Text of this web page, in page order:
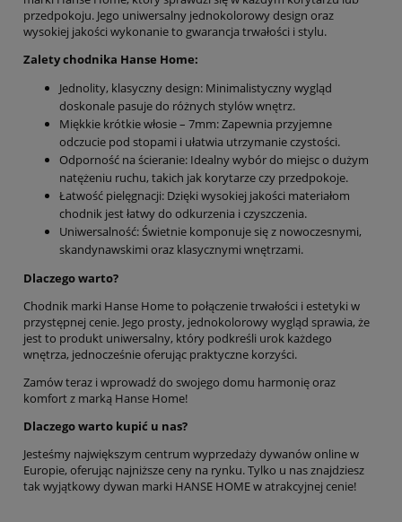
przedpokoju. Jego uniwersalny jednokolorowy design oraz
wysokiej jakości wykonanie to gwarancja trwałości i stylu.
Zalety chodnika Hanse Home:
Jednolity, klasyczny design: Minimalistyczny wygląd
doskonale pasuje do różnych stylów wnętrz.
Miękkie krótkie włosie – 7mm: Zapewnia przyjemne
odczucie pod stopami i ułatwia utrzymanie czystości.
Odporność na ścieranie: Idealny wybór do miejsc o dużym
natężeniu ruchu, takich jak korytarze czy przedpokoje.
Łatwość pielęgnacji: Dzięki wysokiej jakości materiałom
chodnik jest łatwy do odkurzenia i czyszczenia.
Uniwersalność: Świetnie komponuje się z nowoczesnymi,
skandynawskimi oraz klasycznymi wnętrzami.
Dlaczego warto?
Chodnik marki Hanse Home to połączenie trwałości i estetyki w
przystępnej cenie. Jego prosty, jednokolorowy wygląd sprawia, że
jest to produkt uniwersalny, który podkreśli urok każdego
wnętrza, jednocześnie oferując praktyczne korzyści.
Zamów teraz i wprowadź do swojego domu harmonię oraz
komfort z marką Hanse Home!
Dlaczego warto kupić u nas?
Jesteśmy największym centrum wyprzedaży dywanów online w
Europie, oferując najniższe ceny na rynku. Tylko u nas znajdziesz
tak wyjątkowy dywan marki HANSE HOME w atrakcyjnej cenie!